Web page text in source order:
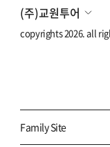
(주)교원투어
copyrights 2026. all
Family Site